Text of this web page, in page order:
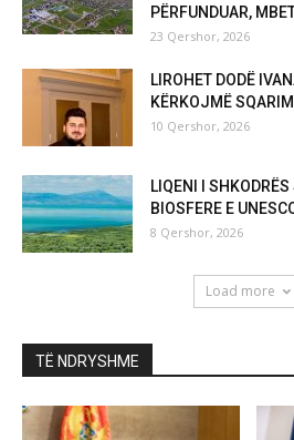
PËRFUNDUAR,
23 Qershor, 2026
LIROHET DODË
KËRKOJMË
10 Qershor, 2026
LIQENI I
BIOSFERE E
8 Qershor, 2026
Load more
TË NDRYSHME